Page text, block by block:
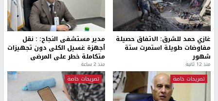
غازي حمد للشرق: الاتفاق حصيلة
مفاوضات طويلة استمرت ستة
شهور
منذ 12 ثانية
مدير مستشفى النجاح: : نقل
أجهزة غسيل الكلى دون تجهيزات
متكاملة خطر على المرضى
منذ 2 ساعة
تصريحات خاصة
تصريحات خاصة